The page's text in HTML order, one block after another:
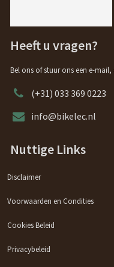
Heeft u vragen?
Bel ons of stuur ons een e-
(+31) 033 369 0223
info@bikelec.nl
Nuttige Links
Disclaimer
Voorwaarden en Condities
Cookies Beleid
Privacybeleid